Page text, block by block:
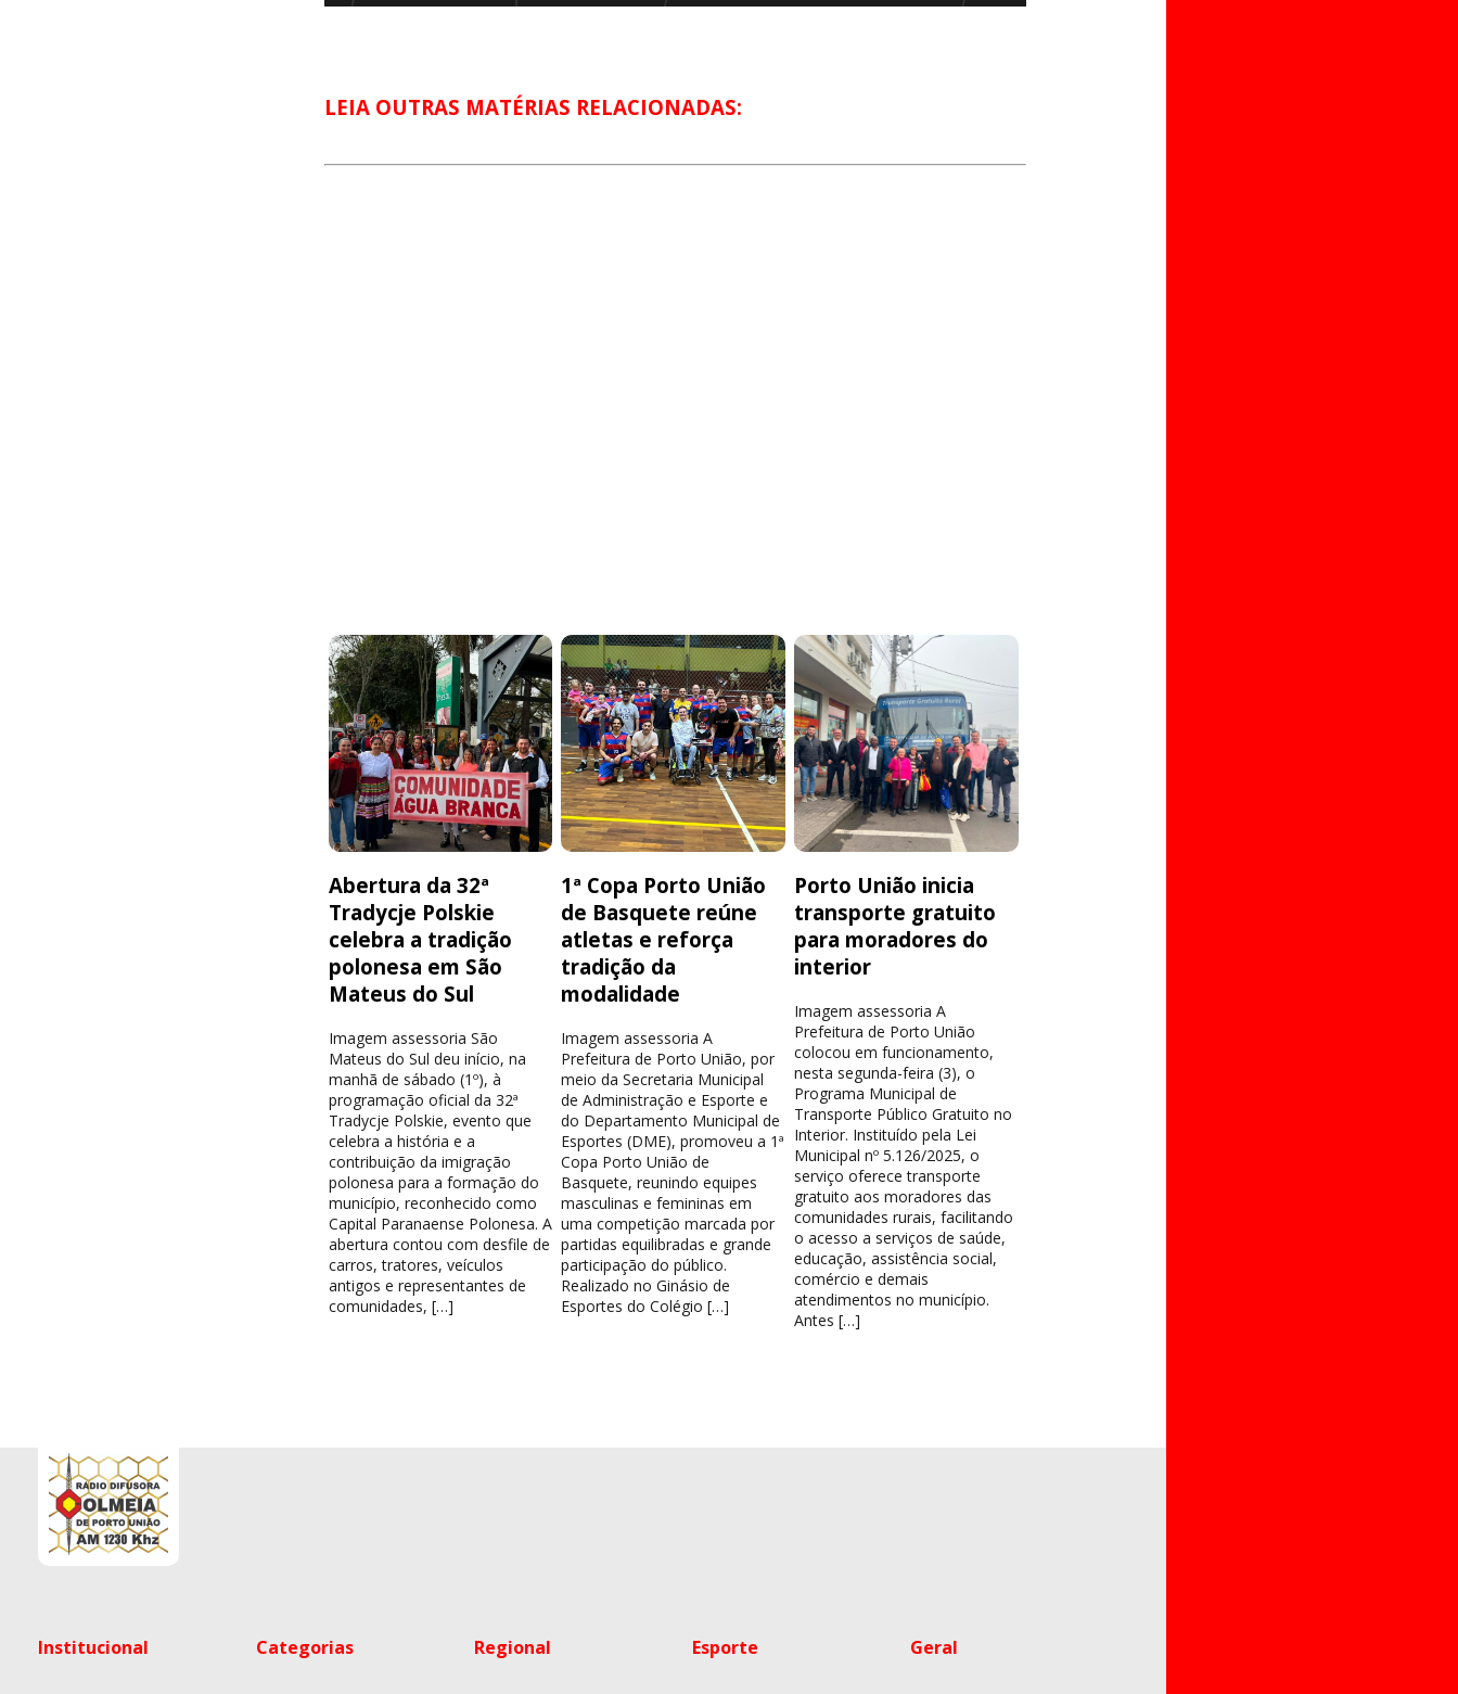
LEIA OUTRAS MATÉRIAS RELACIONADAS:
Abertura da 32ª
Tradycje Polskie
celebra a tradição
polonesa em São
Mateus do Sul
Imagem assessoria São
Mateus do Sul deu início, na
manhã de sábado (1º), à
programação oficial da 32ª
Tradycje Polskie, evento que
celebra a história e a
contribuição da imigração
polonesa para a formação do
município, reconhecido como
Capital Paranaense Polonesa. A
abertura contou com desfile de
carros, tratores, veículos
antigos e representantes de
comunidades, […]
1ª Copa Porto União
de Basquete reúne
atletas e reforça
tradição da
modalidade
Imagem assessoria A
Prefeitura de Porto União, por
meio da Secretaria Municipal
de Administração e Esporte e
do Departamento Municipal de
Esportes (DME), promoveu a 1ª
Copa Porto União de
Basquete, reunindo equipes
masculinas e femininas em
uma competição marcada por
partidas equilibradas e grande
participação do público.
Realizado no Ginásio de
Esportes do Colégio […]
Porto União inicia
transporte gratuito
para moradores do
interior
Imagem assessoria A
Prefeitura de Porto União
colocou em funcionamento,
nesta segunda-feira (3), o
Programa Municipal de
Transporte Público Gratuito no
Interior. Instituído pela Lei
Municipal nº 5.126/2025, o
serviço oferece transporte
gratuito aos moradores das
comunidades rurais, facilitando
o acesso a serviços de saúde,
educação, assistência social,
comércio e demais
atendimentos no município.
Antes […]
Institucional Categorias Regional Esporte Geral